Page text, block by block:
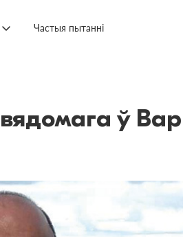
Частыя пытанні
ў